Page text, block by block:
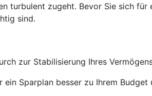
turbulent zugeht. Bevor Sie sich
sind.
zur Stabilisierung Ihres
ein Sparplan besser zu Ihrem